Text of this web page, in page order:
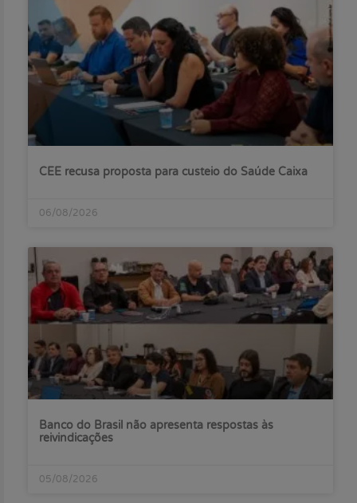
CEE recusa proposta para custeio do Saúde Caixa
06/08/2026
Banco do Brasil não apresenta respostas às
reivindicações
05/08/2026